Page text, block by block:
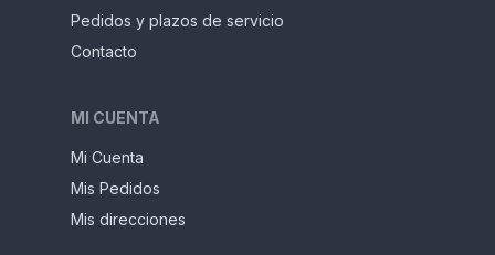
Pedidos y plazos de servicio
Contacto
MI CUENTA
Mi Cuenta
Mis Pedidos
Mis direcciones